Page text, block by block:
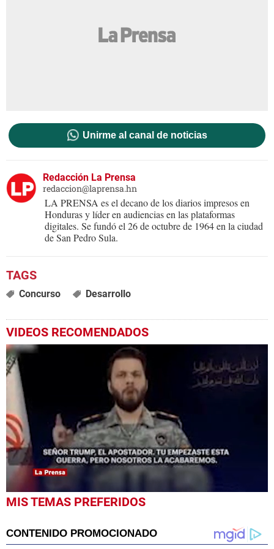
Unirme al canal de noticias
Redacción La Prensa
redaccion@laprensa.hn
LA PRENSA es el decano de los diarios impresos en
Honduras y líder en audiencias en las plataformas
digitales. Se fundó el 26 de octubre de 1964 en la ciudad
de San Pedro Sula.
Concurso Desarrollo
VIDEOS RECOMENDADOS
0
seconds
minute,
57
MIS TEMAS PREFERIDOS